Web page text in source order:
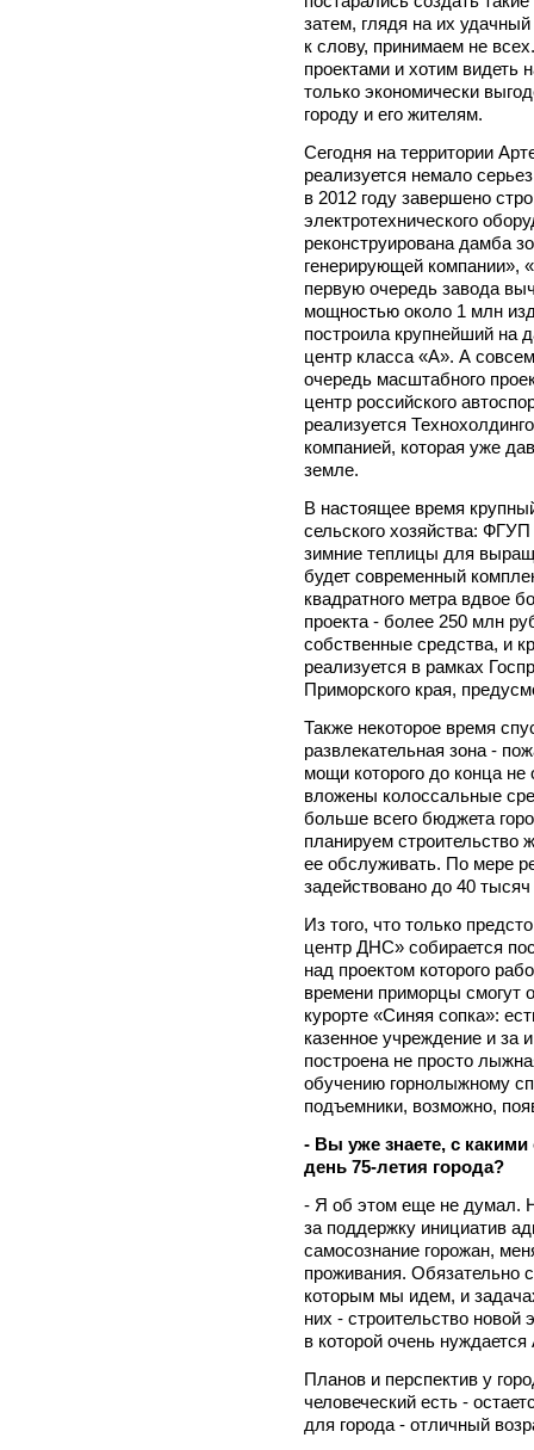
затем, глядя на их
к слову, принимаем не
проектами и хотим видеть
только экономически
городу и его жителям.
Сегодня на территории
реализуется немало
в 2012 году завершено
электротехнического
реконструирована дамба
генерирующей компании»,
первую очередь завода
мощностью около 1 млн
построила крупнейший на
центр класса «А». А
очередь масштабного
центр российского
реализуется
компанией, которая уже
земле.
В настоящее время
сельского хозяйства:
зимние теплицы для
будет современный
квадратного метра вдвое
проекта - более 250 млн
собственные средства, и
реализуется в рамках
Приморского края,
Также некоторое время
развлекательная зона -
мощи которого до конца
вложены колоссальные
больше всего бюджета
планируем строительство
ее обслуживать. По мере
задействовано до 40 тысяч
Из того, что только
центр ДНС» собирается
над проектом которого
времени приморцы смогут
курорте «Синяя сопка»:
казенное учреждение и за
построена не просто
обучению горнолыжному
подъемники, возможно,
- Вы уже знаете, с
день 75-летия города?
- Я об этом еще не думал.
за поддержку инициатив
самосознание горожан,
проживания. Обязательно
которым мы идем, и
них - строительство новой
в которой очень
Планов и перспектив у
человеческий есть -
для города - отличный